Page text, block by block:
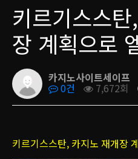
키르기스스
장 계획으로
카지노사이트세이프
0건 7,672회
키르기스스탄, 카지노 재개장